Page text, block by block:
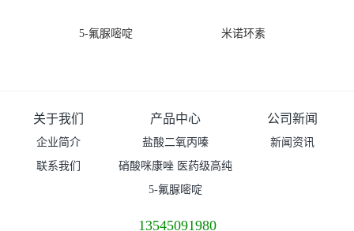
5-氟脲嘧啶 米诺环素
关于我们
企业简介
联系我们
产品中心
盐酸二氧丙嗪
硝酸咪康唑 医药级高纯
度99%原粉
5-氟脲嘧啶
公司新闻
新闻资讯
13545091980